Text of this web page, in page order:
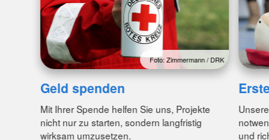
Foto: Zimmermann / DRK
Geld spenden
Mit Ihrer Spende helfen Sie uns, Projekte
nicht nur zu starten, sondern langfristig
wirksam umzusetzen.
und